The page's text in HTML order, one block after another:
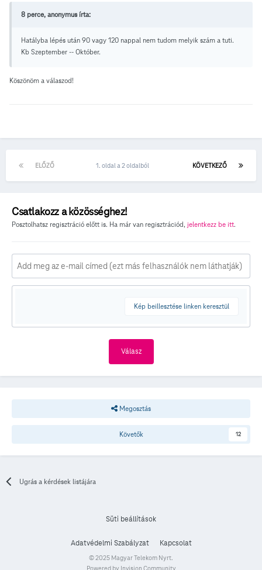
8 perce, anonymus írta:
Hatályba lépés után 90 vagy 120 nappal nem tudom melyik szám a tuti.
Kb Szeptember -- Október.
Köszönöm a válaszod!
ELŐZŐ KÖVETKEZŐ
1. oldal a 2 oldalból
Csatlakozz a közösséghez!
Posztolhatsz regisztráció előtt is. Ha már van regisztrációd, jelentkezz be itt.
Kép beillesztése linken keresztül
Válasz
Megosztás
Követők 12
Ugrás a kérdések listájára
Süti beállítások
Adatvédelmi Szabályzat Kapcsolat
© 2025 Magyar Telekom Nyrt.
Powered by Invision Community